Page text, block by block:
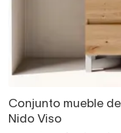
Conjunto mueble
Nido Viso